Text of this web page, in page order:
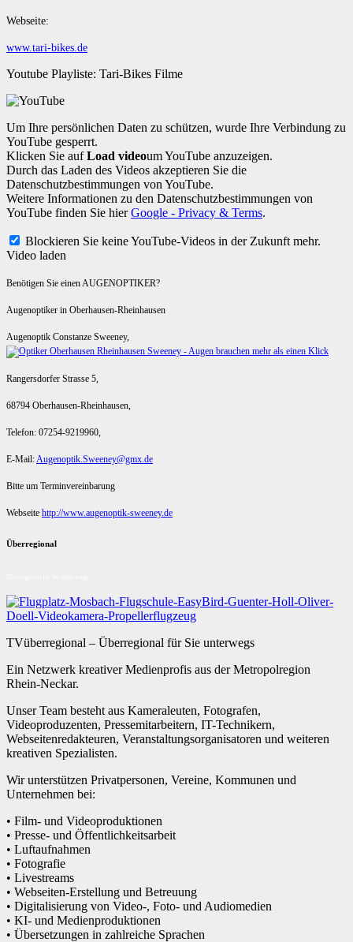
Webseite:
www.tari-bikes.de
Youtube Playliste: Tari-Bikes Filme
Um Ihre persönlichen Daten zu schützen, wurde Ihre Verbindung zu
YouTube gesperrt.
Klicken Sie aufLoad videoum YouTube anzuzeigen.
Durch das Laden des Videos akzeptieren Sie die
Datenschutzbestimmungen von YouTube.
Weitere Informationen zu den Datenschutzbestimmungen von
YouTube finden Sie hierGoogle - Privacy & Terms.
Blockieren Sie keine YouTube-Videos in der Zukunft mehr.
Video laden
Benötigen Sie einen AUGENOPTIKER?
Augenoptiker in Oberhausen-Rheinhausen
Augenoptik Constanze Sweeney,
Rangersdorfer Strasse 5,
68794 Oberhausen-Rheinhausen,
Telefon: 07254-9219960,
E-Mail:Augenoptik.Sweeney@gmx.de
Bitte um Terminvereinbarung
Webseite http://www.augenoptik-sweeney.de
Überregional
TVüberregional – Überregional für Sie unterwegs
Ein Netzwerk kreativer Medienprofis aus der Metropolregion
Rhein-Neckar.
Unser Team besteht aus Kameraleuten, Fotografen,
Videoproduzenten, Pressemitarbeitern, IT-Technikern,
Webseitenredakteuren, Veranstaltungsorganisatoren und weiteren
kreativen Spezialisten.
Wir unterstützen Privatpersonen, Vereine, Kommunen und
Unternehmen bei:
• Film- und Videoproduktionen
• Presse- und Öffentlichkeitsarbeit
• Luftaufnahmen
• Fotografie
• Livestreams
• Webseiten-Erstellung und Betreuung
• Digitalisierung von Video-, Foto- und Audiomedien
• KI- und Medienproduktionen
• Übersetzungen in zahlreiche Sprachen